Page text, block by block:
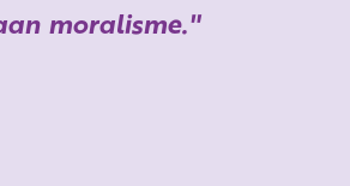
moralisme.